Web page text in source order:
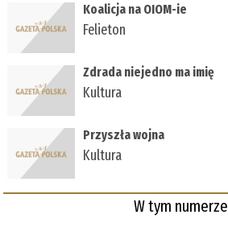
Koalicja na OIOM-ie
Felieton
Zdrada niejedno ma imię
Kultura
Przyszła wojna
Kultura
W tym numerze